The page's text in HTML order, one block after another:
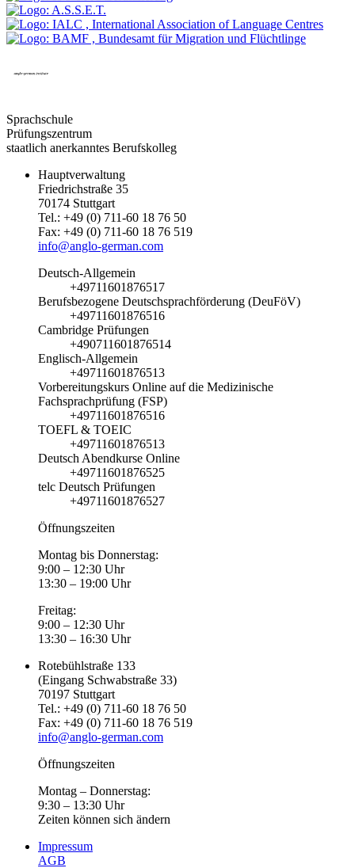
Sprachschule
Prüfungszentrum
staatlich anerkanntes Berufskolleg
Hauptverwaltung
Friedrichstraße 35
70174 Stuttgart
Tel.: +49 (0) 711-60 18 76 50
Fax: +49 (0) 711-60 18 76 519
info@anglo-german.com
Deutsch-Allgemein
+49711601876517
Berufsbezogene Deutschsprachförderung (DeuFöV)
+49711601876516
Cambridge Prüfungen
+490711601876514
Englisch-Allgemein
+49711601876513
Vorbereitungskurs Online auf die Medizinische
Fachsprachprüfung (FSP)
+49711601876516
TOEFL & TOEIC
+49711601876513
Deutsch Abendkurse Online
+49711601876525
telc Deutsch Prüfungen
+49711601876527
Öffnungszeiten
Montag bis Donnerstag:
9:00 – 12:30 Uhr
13:30 – 19:00 Uhr
Freitag:
9:00 – 12:30 Uhr
13:30 – 16:30 Uhr
Rotebühlstraße 133
(Eingang Schwabstraße 33)
70197 Stuttgart
Tel.: +49 (0) 711-60 18 76 50
Fax: +49 (0) 711-60 18 76 519
info@anglo-german.com
Öffnungszeiten
Montag – Donnerstag:
9:30 – 13:30 Uhr
Zeiten können sich ändern
Impressum
AGB